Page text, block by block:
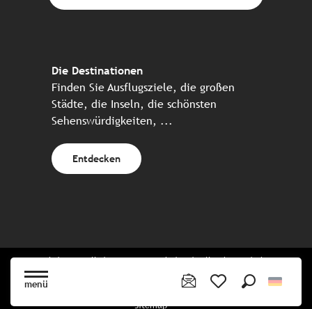
menü
Die Destinationen
Finden Sie Ausflugsziele, die großen
Städte, die Inseln, die schönsten
Sehenswürdigkeiten, ...
Entdecken
Website erstellt in Zusammenarbeit mit allen bretonischen
Tourismuspartnern
Sitemap